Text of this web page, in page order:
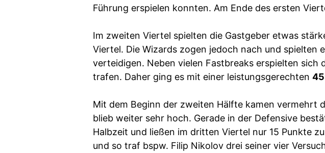
Führung erspielen konnten. Am Ende des ersten
Im zweiten Viertel spielten die Gastgeber etwas
Viertel. Die Wizards zogen jedoch nach und spielten
verteidigen. Neben vielen Fastbreaks erspielten sich
trafen. Daher ging es mit einer leistungsgerechten
Mit dem Beginn der zweiten Hälfte kamen vermehrt
blieb weiter sehr hoch. Gerade in der Defensive
Halbzeit und ließen im dritten Viertel nur 15 Punkte
und so traf bspw. Filip Nikolov drei seiner vier